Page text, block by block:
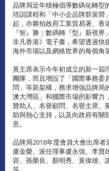
品牌局近年積極倡導數碼化轉型
培訓課程和「中小企品牌群策營
起，亦夥拍政府工業貿易署、香
『智』勝：數碼轉『型』新視界
非凡香港》電子書，希望透過快
海外市場以及網絡世界的每個角落
黃主席表示今年初成立的新一屆
團隊，而且增設了「國際事務委
問」等新架構，務求增強品牌局
澳大灣區」和國際市場的影響力
贊助人、名譽顧問、名譽主席、
助與熱心支持，以及向政府有關
意。
品牌局2018年度會員大會出席者
盧金榮、派任理事盧永強、李寶
容、孫榮良、顏明秀、黃偉雄、